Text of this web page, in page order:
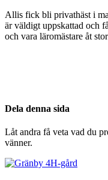
Allis fick bli privathäst i
är väldigt uppskattad och
och vara läromästare åt
Dela denna sida
Låt andra få veta vad du
vänner.